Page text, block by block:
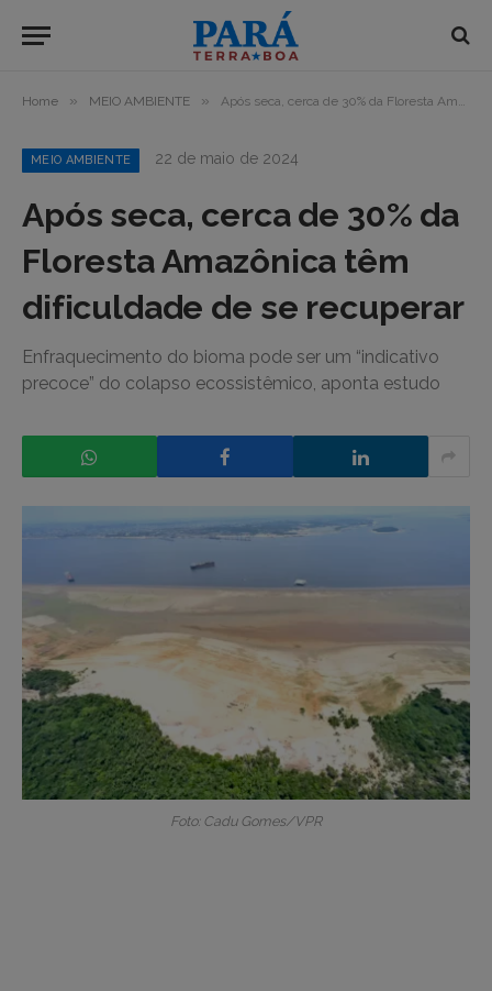
Home » MEIO AMBIENTE » Após seca, cerca de 30% da Floresta Amazônica têm dificuldade de se recuperar
MEIO AMBIENTE 22 de maio de 2024
Após seca, cerca de 30% da
Floresta Amazônica têm
dificuldade de se recuperar
Enfraquecimento do bioma pode ser um “indicativo
precoce” do colapso ecossistêmico, aponta estudo
Foto: Cadu Gomes/VPR